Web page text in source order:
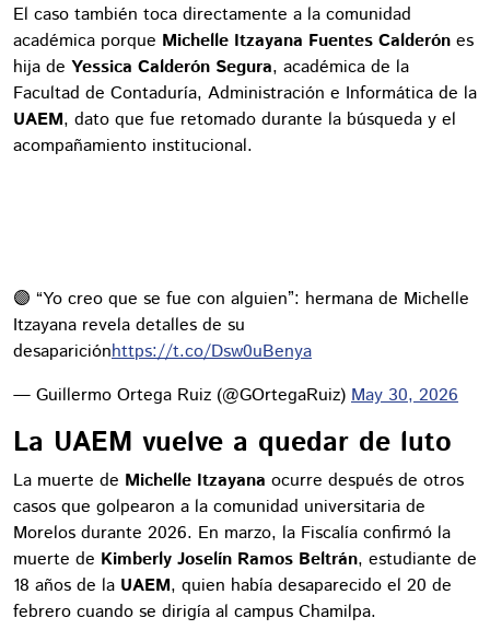
El caso también toca directamente a la comunidad
académica porque Michelle Itzayana Fuentes Calderón es
hija de Yessica Calderón Segura, académica de la
Facultad de Contaduría, Administración e Informática de la
UAEM, dato que fue retomado durante la búsqueda y el
acompañamiento institucional.
🟣 “Yo creo que se fue con alguien”: hermana de Michelle
Itzayana revela detalles de su
desapariciónhttps://t.co/Dsw0uBenya
— Guillermo Ortega Ruiz (@GOrtegaRuiz) May 30, 2026
La UAEM vuelve a quedar de luto
La muerte de Michelle Itzayana ocurre después de otros
casos que golpearon a la comunidad universitaria de
Morelos durante 2026. En marzo, la Fiscalía confirmó la
muerte de Kimberly Joselín Ramos Beltrán, estudiante de
18 años de la UAEM, quien había desaparecido el 20 de
febrero cuando se dirigía al campus Chamilpa.